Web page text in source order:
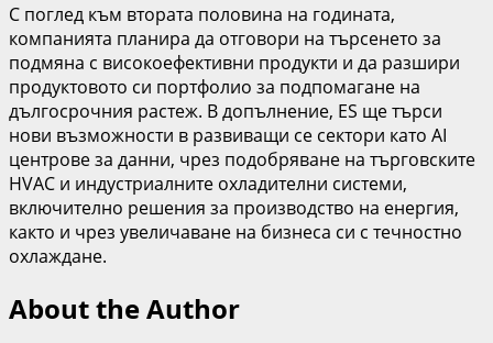
С поглед към втората половина на годината,
компанията планира да отговори на търсенето за
подмяна с високоефективни продукти и да разшири
продуктовото си портфолио за подпомагане на
дългосрочния растеж. В допълнение, ES ще търси
нови възможности в развиващи се сектори като AI
центрове за данни, чрез подобряване на търговските
HVAC и индустриалните охладителни системи,
включително решения за производство на енергия,
както и чрез увеличаване на бизнеса си с течностно
охлаждане.
About the Author